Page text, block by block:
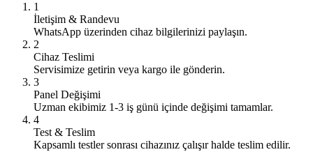
1
İletişim & Randevu
WhatsApp üzerinden cihaz bilgilerinizi paylaşın.
2
Cihaz Teslimi
Servisimize getirin veya kargo ile gönderin.
3
Panel Değişimi
Uzman ekibimiz 1-3 iş günü içinde değişimi tamamlar.
4
Test & Teslim
Kapsamlı testler sonrası cihazınız çalışır halde teslim edilir.